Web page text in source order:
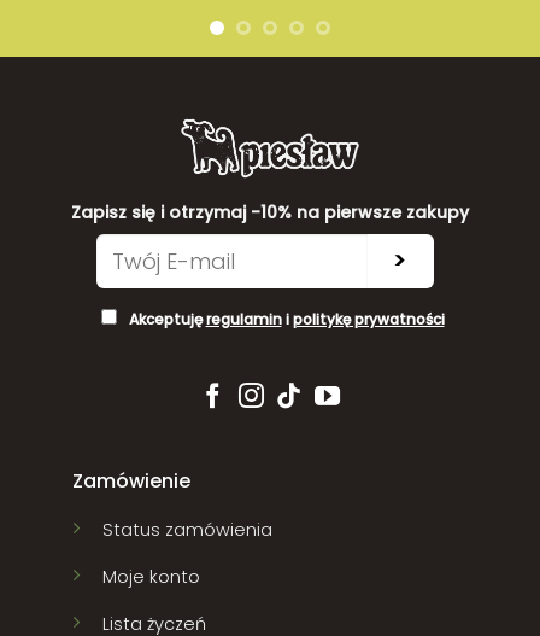
Zapisz się i otrzymaj -10% na pierwsze zakupy
>
Akceptujęregulaminipolitykę prywatności
Zamówienie
Status zamówienia
Moje konto
Lista życzeń